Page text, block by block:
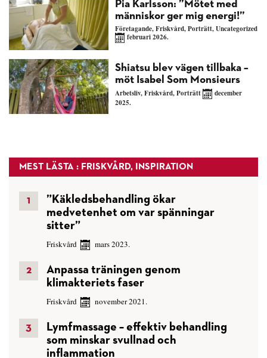
Pia Karlsson: ”Mötet med
människor ger mig energi!”
Företagande,Friskvård,Porträtt,Uncategorized
februari 2026.
Shiatsu blev vägen tillbaka –
möt Isabel Som Monsieurs
Arbetsliv,Friskvård,Porträtt
december
2025.
MEST LÄSTA : FRISKVÅRD, INSPIRATION
”Käkledsbehandling ökar
medvetenhet om var spänningar
sitter”
Friskvård mars 2023.
Anpassa träningen genom
klimakteriets faser
Friskvård november 2021.
Lymfmassage – effektiv behandling
som minskar svullnad och
inflammation